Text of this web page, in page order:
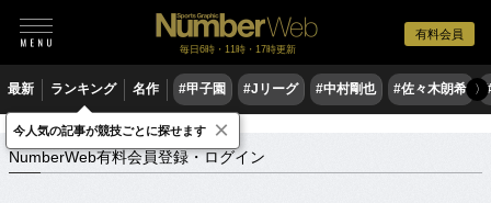
有料会員
毎日6時・11時・17時更新
最新 ランキング 名作 #甲子園 #Jリーグ #中村剛也 #佐々木朗希 〉
NumberWeb有料会員登録・ログイン
NumberWeb有料会員登録・ログイン
今人気の記事が競技ごとに探せます ×